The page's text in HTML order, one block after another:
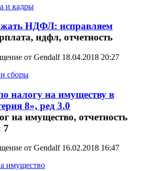
и кадры
НДФЛ: исправляем
от Gendalf 18.04.2018 20:27
сборы
налогу на имуществу в
8», ред 3.0
от Gendalf 16.02.2018 16:47
имущество